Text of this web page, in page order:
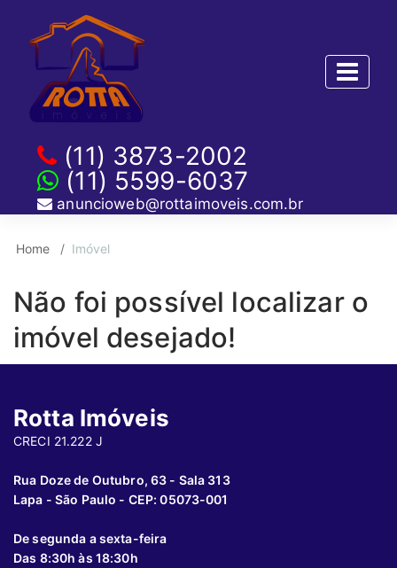
(11) 3873-2002
(11) 5599-6037
anuncioweb@rottaimoveis.com.br
Home Imóvel
Não foi possível localizar o
imóvel desejado!
Rotta Imóveis
CRECI 21.222 J
Rua Doze de Outubro, 63 - Sala 313
Lapa - São Paulo - CEP: 05073-001
De segunda a sexta-feira
Das 8:30h às 18:30h